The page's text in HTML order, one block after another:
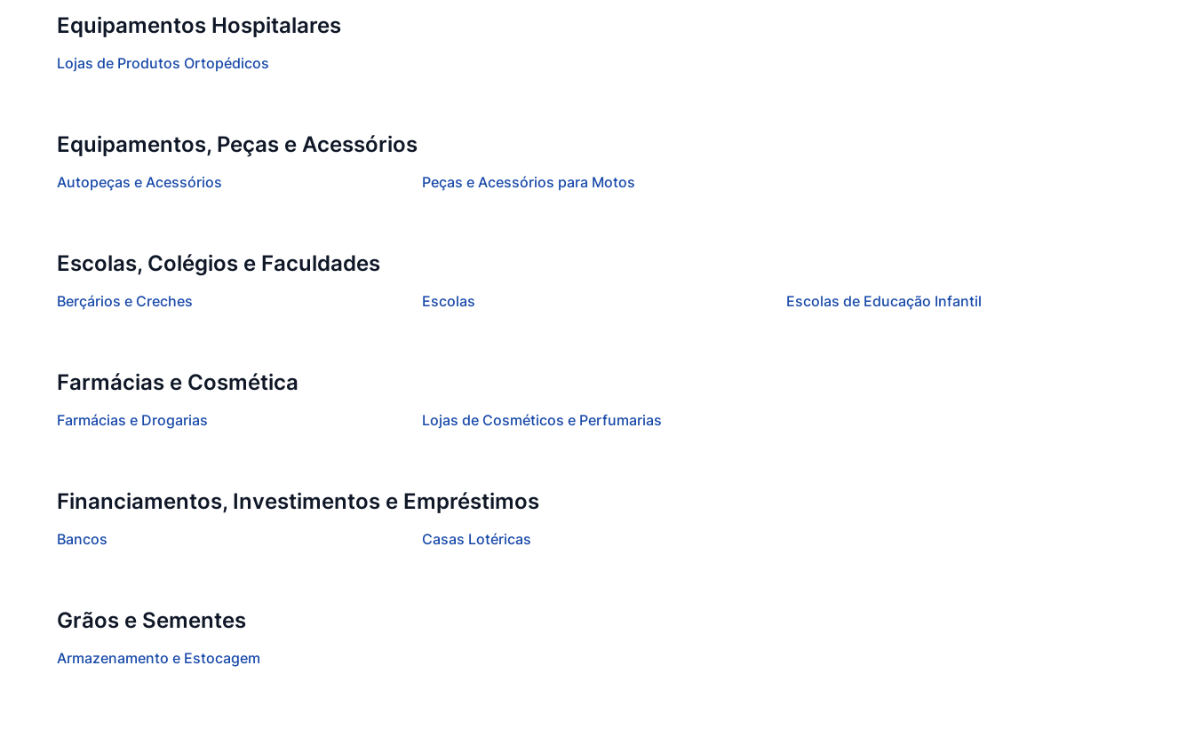
Equipamentos Hospitalares
Lojas de Produtos Ortopédicos
Equipamentos, Peças e Acessórios
Autopeças e Acessórios Peças e Acessórios para Motos
Escolas, Colégios e Faculdades
Berçários e Creches Escolas Escolas de Educação Infantil
Farmácias e Cosmética
Farmácias e Drogarias Lojas de Cosméticos e Perfumarias
Financiamentos, Investimentos e Empréstimos
Bancos Casas Lotéricas
Grãos e Sementes
Armazenamento e Estocagem